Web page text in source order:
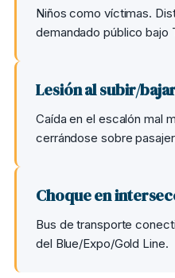
Niños como víctimas.
demandado público bajo
Lesión al subir/
Caída en el escalón mal
cerrándose sobre
Choque en
Bus de transporte
del Blue/Expo/Gold Line.